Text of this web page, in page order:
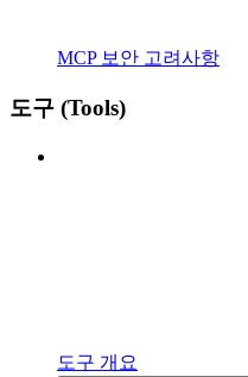
MCP 보안 고려사항
도구 (Tools)
도구 개요